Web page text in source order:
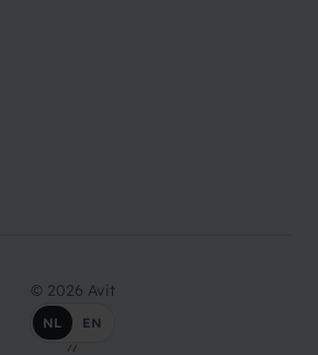
© 2026 Avit
NL EN
//